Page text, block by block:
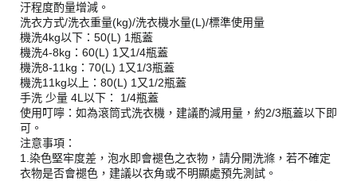
汙程度酌量增減。
洗衣方式/洗衣重量(kg)/洗衣機水量(L)/標準使用量
機洗4kg以下：50(L) 1瓶蓋
機洗4-8kg：60(L) 1又1/4瓶蓋
機洗8-11kg：70(L) 1又1/3瓶蓋
機洗11kg以上：80(L) 1又1/2瓶蓋
手洗 少量 4L以下： 1/4瓶蓋
使用叮嚀：如為滾筒式洗衣機，建議酌減用量，約2/3瓶蓋以下即
可。
注意事項：
1.染色堅牢度差，泡水即會褪色之衣物，請分開洗滌，若不確定
衣物是否會褪色，建議以衣角或不明顯處預先測試。